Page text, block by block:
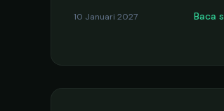
10 Januari 2027 Baca